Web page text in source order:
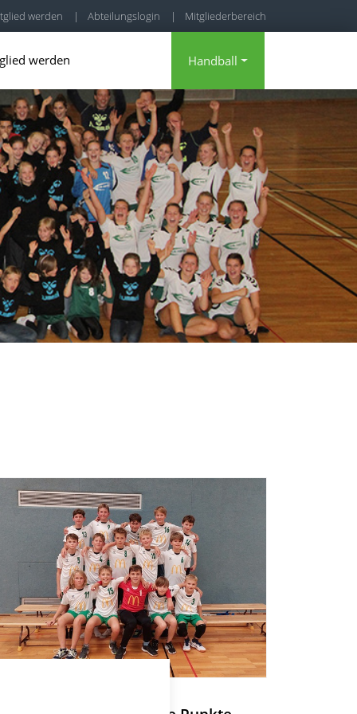
werden | Abteilungslogin | Mitgliederbereich
werden Handball